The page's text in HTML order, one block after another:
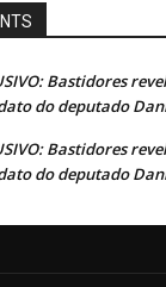
Bastidores
do deputado
Bastidores
do deputado